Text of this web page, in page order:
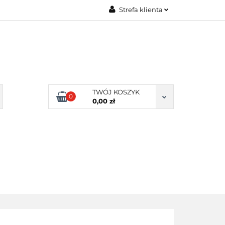
Strefa klienta
0
TWÓJ KOSZYK
0,00 zł